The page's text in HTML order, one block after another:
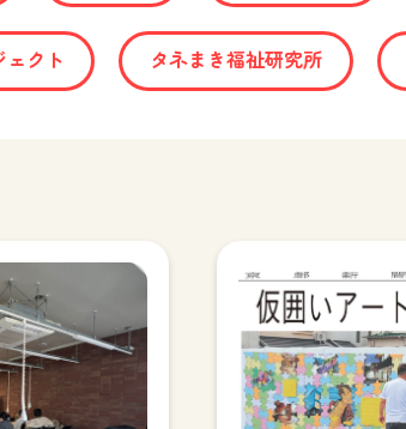
クト タネまき福祉研究所